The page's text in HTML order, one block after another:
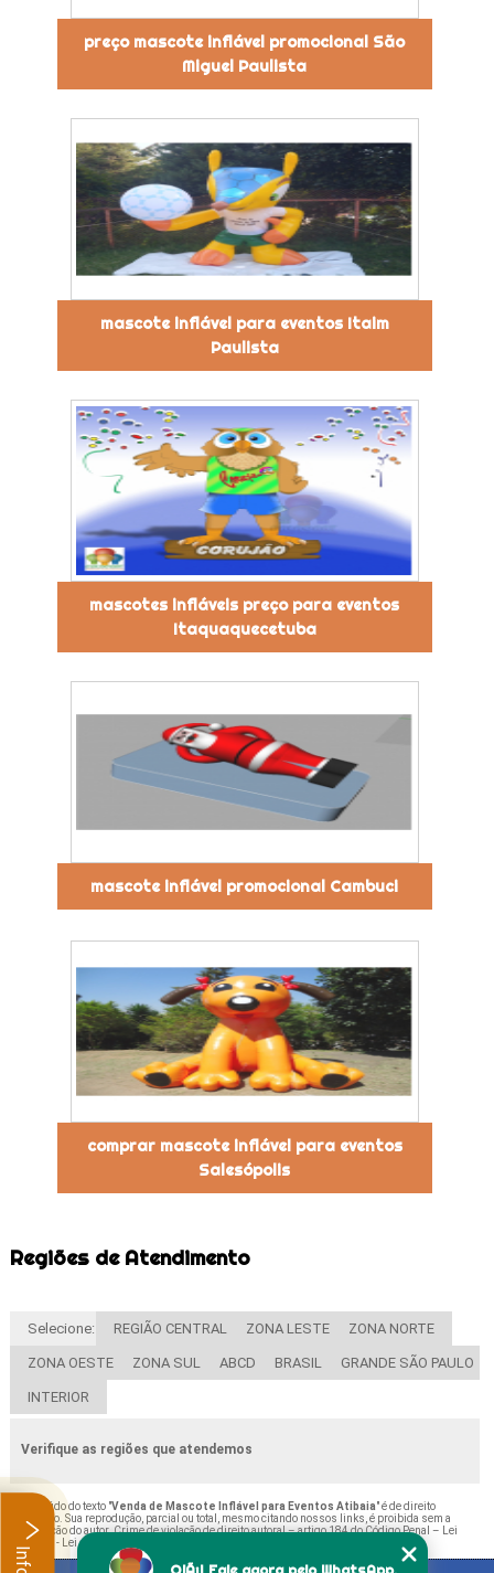
preço mascote inflável promocional São
Miguel Paulista
mascote inflável para eventos Itaim
Paulista
mascotes infláveis preço para eventos
Itaquaquecetuba
mascote inflável promocional Cambuci
comprar mascote inflável para eventos
Salesópolis
Regiões de Atendimento
Selecione: REGIÃO CENTRAL ZONA LESTE ZONA NORTE
ZONA OESTE ZONA SUL ABCD BRASIL GRANDE SÃO PAULO
INTERIOR
Verifique as regiões que atendemos
O conteúdo do texto "Venda de Mascote Inflável para Eventos Atibaia" é de direito
reservado. Sua reprodução, parcial ou total, mesmo citando nossos links, é proibida sem a
autorização do autor. Crime de violação de direito autoral – artigo 184 do Código Penal – Lei
9610/98 - Lei de direitos autorais